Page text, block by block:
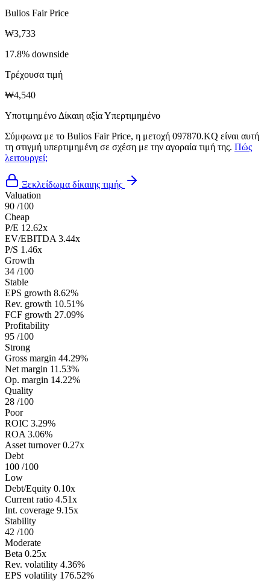
Bulios Fair Price
₩3,733
17.8% downside
Τρέχουσα τιμή
₩4,540
Υποτιμημένο Δίκαιη αξίαΥπερτιμημένο
Σύμφωνα με το Bulios Fair Price, η μετοχή 097870.KQ είναι αυτή
τη στιγμή υπερτιμημένη σε σχέση με την αγοραία τιμή της. Πώς
λειτουργεί;
Ξεκλείδωμα δίκαιης τιμής
Valuation
90 /100
Cheap
P/E 12.62x
EV/EBITDA 3.44x
P/S 1.46x
Growth
34 /100
Stable
EPS growth 8.62%
Rev. growth 10.51%
FCF growth 27.09%
Profitability
95 /100
Strong
Gross margin 44.29%
Net margin 11.53%
Op. margin 14.22%
Quality
28 /100
Poor
ROIC 3.29%
ROA 3.06%
Asset turnover 0.27x
Debt
100 /100
Low
Debt/Equity 0.10x
Current ratio 4.51x
Int. coverage 9.15x
Stability
42 /100
Moderate
Beta 0.25x
Rev. volatility 4.36%
EPS volatility 176.52%